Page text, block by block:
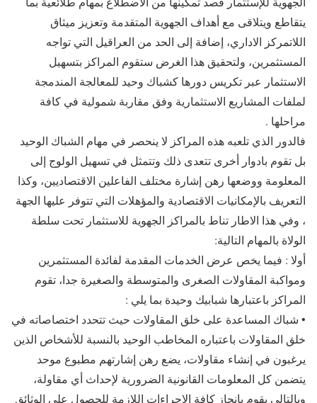
يتقاطع ويتلاقى مع أهداف الجهوية المتقدمة وتعزيز ميثاق
اللاتمركز الاداري، إضافة إلى الحد من العراقيل التي تواجه
المستثمرين، ولتحقيق هذا الغرض ستقوم المراكز بتسهيل
الاستثمار عبر تكريس دورها كشباك وحيد للمعالجة المندمجة
لملفات المشاريع الاستثمارية وفق مقاربة شمولية في كافة
مراحلها .
فالدور الذي تلعبه هذه المراكز لا ينحصر في مهام الشباك الوحيد
بل تقوم بادوار أخرى تتعدى ذلك وتتمثل في تسهيل الولوج إلى
المعلومة ووضعها رهن إشارة مختلف الفاعلين الاقتصاديين، وكذا
التعريف بالإمكانيات الاقتصادية والمؤهلات التي تتوفر عليها الجهة
، وفي هذا الاطار تناط بالمراكز الجهوية للاستثمار تحت سلطة
الولاة بالمهام التالية:
أولا : فيما يخص عرض الخدمات المقدمة لفائدة المستثمرين
ومواكبة المقاولات الصغرى والمتوسطة والصغيرة جدا، تقوم
المراكز باعتبارها شبابيك وحيدة بما يلي :
• شباك المساعدة على خلق المقاولات حيث تتحدد اختصاصاته في
خلق المقاولات باعتباره المخاطب الوحيد بالنسبة للأشخاص الذين
يرغبون في إنشاء مقاولات، يضع رهن إشارتهم مطبوع موحد
يتضمن كل المعلومات القانونية الضرورية لإحداث أي مقاولة،
وبالتالي يقوم بإنجاز كافة الاجراءات اللازمة للحصول على الوثائق